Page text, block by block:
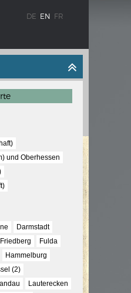
DE EN FR
und Oberhessen
Darmstadt
Friedberg
Fulda
Hammelburg
(2)
Lauterecken